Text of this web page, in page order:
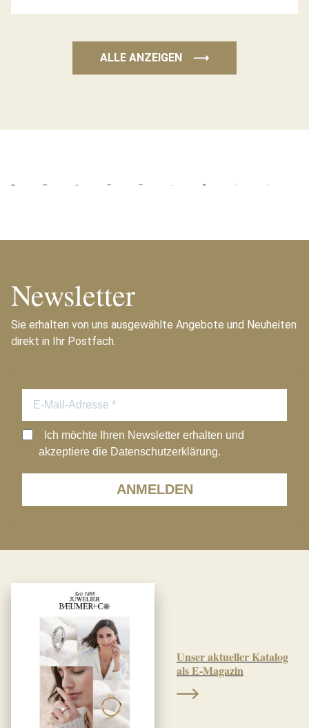
ALLE ANZEIGEN ⟶
Newsletter
Sie erhalten von uns ausgewählte Angebote und Neuheiten
direkt in Ihr Postfach.
ANMELDEN
Ich möchte Ihren Newsletter erhalten und
akzeptiere die Datenschutzerklärung.
Unser aktueller Katalog
als E-Magazin